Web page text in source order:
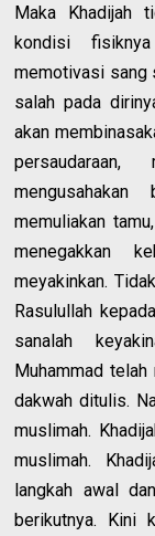
Maka Khadijah
kondisi
memotivasi sang
salah pada
akan
memuliakan
menegakkan
meyakinkan.
Rasulullah
sanalah
Muhammad
dakwah ditulis.
muslimah.
muslimah.
langkah awal
berikutnya. Kini